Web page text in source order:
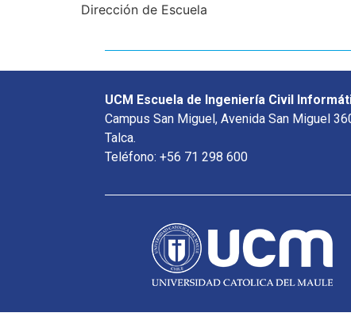
Dirección de Escuela
UCM Escuela de Ingeniería Civil
Campus San Miguel, Avenida San Miguel
Talca.
Teléfono: +56 71 298 600